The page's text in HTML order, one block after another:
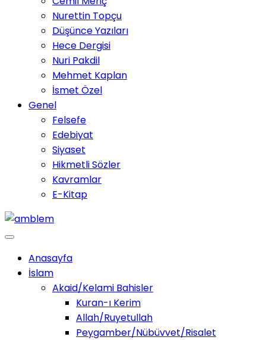
Nurettin Topçu
Düşünce Yazıları
Hece Dergisi
Nuri Pakdil
Mehmet Kaplan
İsmet Özel
Genel
Felsefe
Edebiyat
Siyaset
Hikmetli Sözler
Kavramlar
E-Kitap
Anasayfa
İslam
Akaid/Kelami Bahisler
Kuran-ı Kerim
Allah/Ruyetullah
Peygamber/Nübüvvet/Risalet